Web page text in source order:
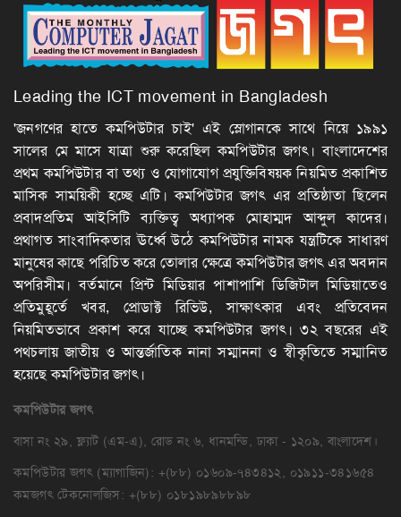
Leading the ICT movement in Bangladesh
'জনগণের হাতে কমপিউটার চাই' এই স্লোগানকে সাথে নিয়ে ১৯৯১
সালের মে মাসে যাত্রা শুরু করেছিল কমপিউটার জগৎ। বাংলাদেশের
প্রথম কমপিউটার বা তথ্য ও যোগাযোগ প্রযুক্তিবিষয়ক নিয়মিত প্রকাশিত
মাসিক সাময়িকী হচ্ছে এটি। কমপিউটার জগৎ এর প্রতিষ্ঠাতা ছিলেন
প্রবাদপ্রতিম আইসিটি ব্যক্তিত্ব অধ্যাপক মোহাম্মদ আব্দুল কাদের।
প্রথাগত সাংবাদিকতার ঊর্ধ্বে উঠে কমপিউটার নামক যন্ত্রটিকে সাধারণ
মানুষের কাছে পরিচিত করে তোলার ক্ষেত্রে কমপিউটার জগৎ এর অবদান
অপরিসীম। বর্তমানে প্রিন্ট মিডিয়ার পাশাপাশি ডিজিটাল মিডিয়াতেও
প্রতিমুহূর্তে খবর, প্রোডাক্ট রিভিউ, সাক্ষাৎকার এবং প্রতিবেদন
নিয়মিতভাবে প্রকাশ করে যাচ্ছে কমপিউটার জগৎ। ৩২ বছরের এই
পথচলায় জাতীয় ও আন্তর্জাতিক নানা সম্মাননা ও স্বীকৃতিতে সম্মানিত
হয়েছে কমপিউটার জগৎ।
কমপিউটারজগৎ
বাসা নং ২৯, ফ্ল্যাট (এম-এ), রোড নং ৬, ধানমন্ডি, ঢাকা - ১২০৯, বাংলাদেশ।
কমপিউটার জগৎ (ম্যাগাজিন): +(৮৮) ০১৬০৯-৭৪৩৪১২, ০১৯১১-৩৪১৬৫৪
কমজগৎ টেকনোলজিস: +(৮৮) ০১৮১৯৮৯৮৮৯৮